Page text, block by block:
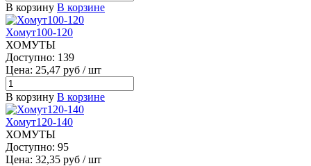
В корзину В корзине
Хомут100-120
ХОМУТЫ
Доступно: 139
Цена: 25,47 руб / шт
В корзину В корзине
Хомут120-140
ХОМУТЫ
Доступно: 95
Цена: 32,35 руб / шт